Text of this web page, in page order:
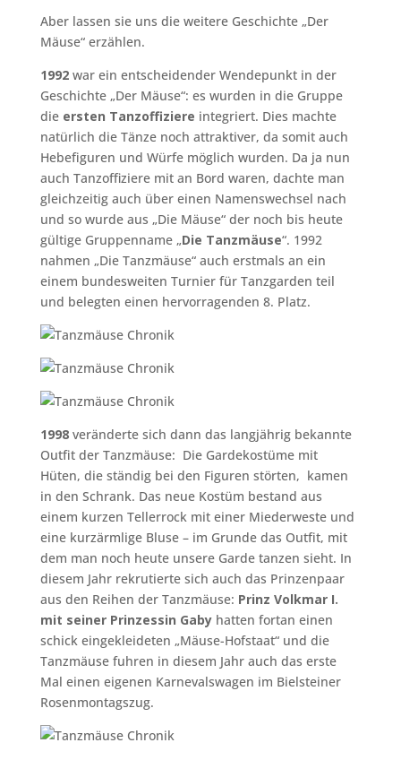
Aber lassen sie uns die weitere Geschichte „Der
Mäuse“ erzählen.
1992 war ein entscheidender Wendepunkt in der
Geschichte „Der Mäuse“: es wurden in die Gruppe
dieersten Tanzoffiziere integriert. Dies machte
natürlich die Tänze noch attraktiver, da somit auch
Hebefiguren und Würfe möglich wurden. Da ja nun
auch Tanzoffiziere mit an Bord waren, dachte man
gleichzeitig auch über einen Namenswechsel nach
und so wurde aus „Die Mäuse“ der noch bis heute
gültige Gruppenname „Die Tanzmäuse“. 1992
nahmen „Die Tanzmäuse“ auch erstmals an ein
einem bundesweiten Turnier für Tanzgarden teil
und belegten einen hervorragenden 8. Platz.
1998 veränderte sich dann das langjährig bekannte
Outfit der Tanzmäuse: Die Gardekostüme mit
Hüten, die ständig bei den Figuren störten, kamen
in den Schrank. Das neue Kostüm bestand aus
einem kurzen Tellerrock mit einer Miederweste und
eine kurzärmlige Bluse – im Grunde das Outfit, mit
dem man noch heute unsere Garde tanzen sieht. In
diesem Jahr rekrutierte sich auch das Prinzenpaar
aus den Reihen der Tanzmäuse: Prinz Volkmar I.
mit seiner Prinzessin Gabyhatten fortan einen
schick eingekleideten „Mäuse-Hofstaat“ und die
Tanzmäuse fuhren in diesem Jahr auch das erste
Mal einen eigenen Karnevalswagen im Bielsteiner
Rosenmontagszug.